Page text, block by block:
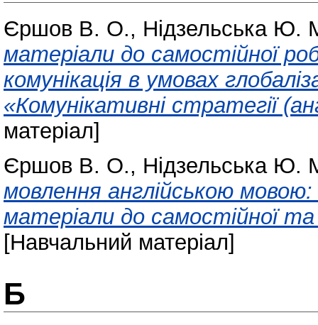
Єршов В. О., Нідзельська Ю.
матеріали до самостійної
комунікація в умовах
«Комунікативні стратегії
матеріал]
Єршов В. О., Нідзельська Ю.
мовлення англійською
матеріали до самостійної та
[Навчальний матеріал]
Б